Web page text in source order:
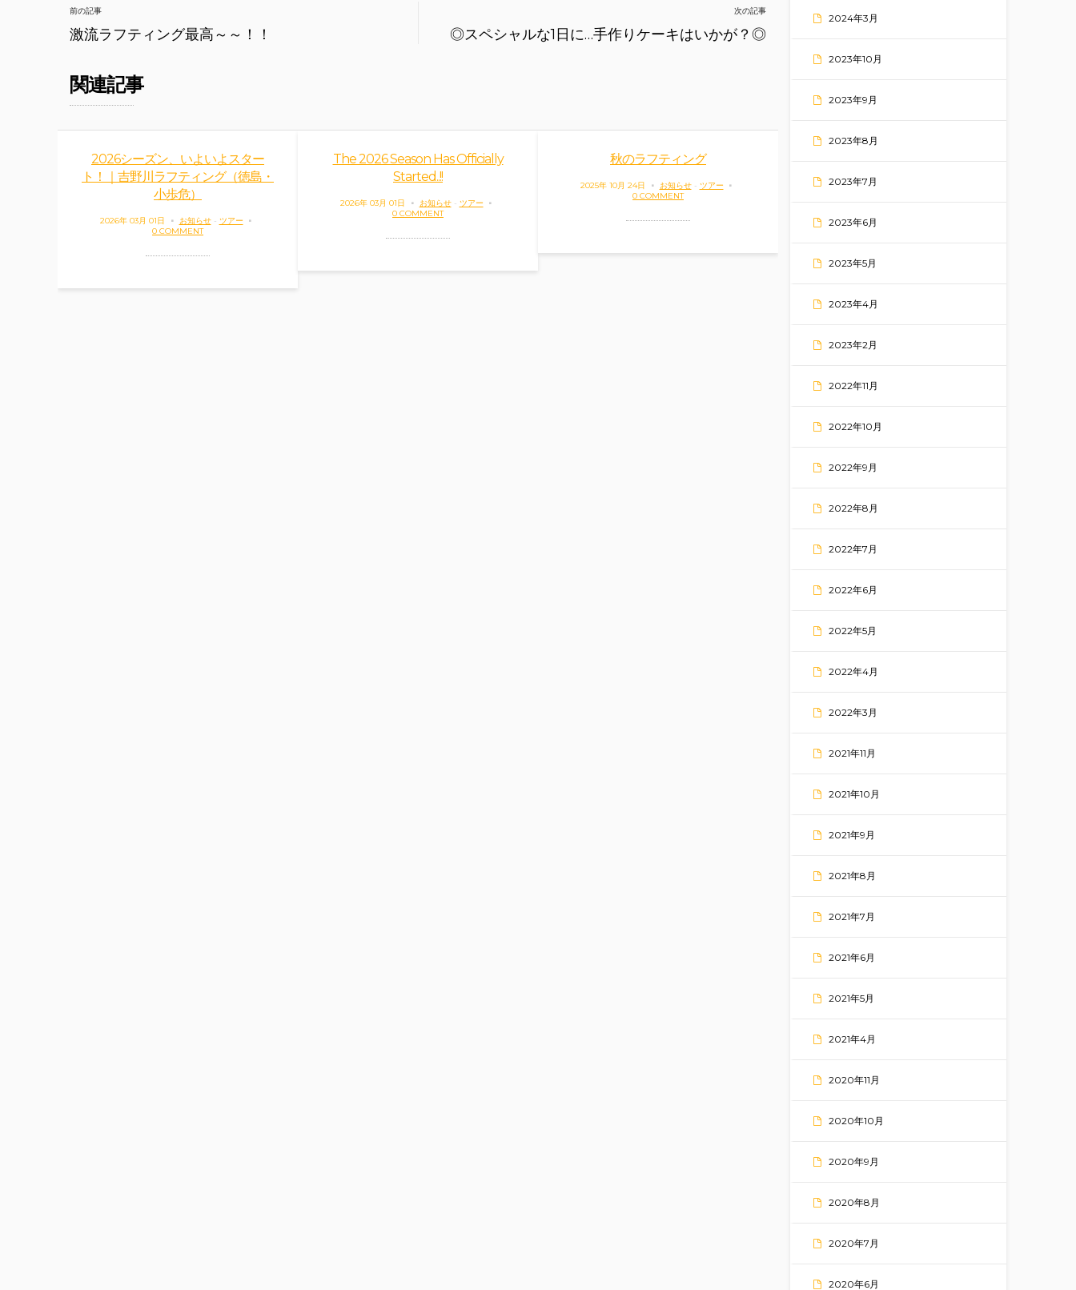
Post
navigation
前の記事
激流ラフティング最高～～！！
次の記事
◎スペシャルな1日に…手作りケーキはいかが？◎
関連記事
2026シーズン、いよいよスター
ト！｜吉野川ラフティング（徳島・
小歩危）
2026年 03月 01日 お知らせ- ツアー
0 COMMENT
The 2026 Season Has Officially
Started..!!
2026年 03月 01日 お知らせ- ツアー
0 COMMENT
秋のラフティング
2025年 10月 24日 お知らせ- ツアー
0 COMMENT
2024年3月
2023年10月
2023年9月
2023年8月
2023年7月
2023年6月
2023年5月
2023年4月
2023年2月
2022年11月
2022年10月
2022年9月
2022年8月
2022年7月
2022年6月
2022年5月
2022年4月
2022年3月
2021年11月
2021年10月
2021年9月
2021年8月
2021年7月
2021年6月
2021年5月
2021年4月
2020年11月
2020年10月
2020年9月
2020年8月
2020年7月
2020年6月